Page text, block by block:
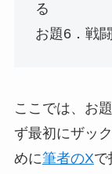
る
お題6．戦
ここでは、お
ず最初にザッ
めに筆者のXで